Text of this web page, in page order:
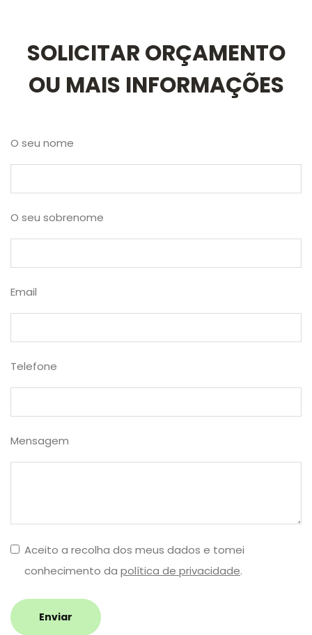
SOLICITAR ORÇAMENTO
OU MAIS INFORMAÇÕES
O seu nome
O seu sobrenome
Email
Telefone
Mensagem
Aceito a recolha dos meus dados e tomei
conhecimento da política de privacidade.
Enviar